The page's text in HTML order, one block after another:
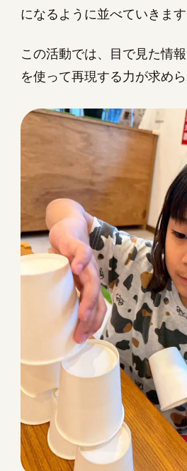
になるように並べていきます
この活動では、目で見た情
を使って再現する力が求め